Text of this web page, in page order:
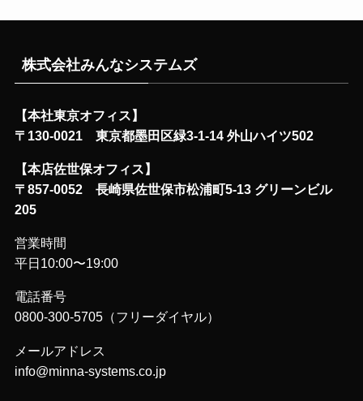
株式会社みんなシステムズ
【本社東京オフィス】
〒130-0021 東京都墨田区緑3-1-14 外山ハイツ502
【本店佐世保オフィス】
〒857-0052 長崎県佐世保市松浦町5-13 グリーンビル
205
営業時間
平日10:00〜19:00
電話番号
0800-300-5705（フリーダイヤル）
メールアドレス
info@minna-systems.co.jp